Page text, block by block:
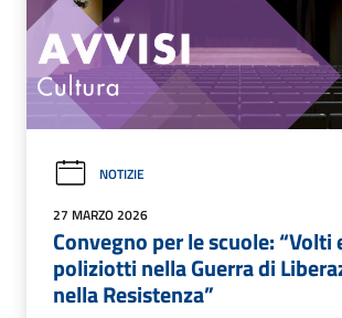
NOTIZIE
27 MARZO 2026
Convegno per le scuole: “Volti
poliziotti nella Guerra di
nella Resistenza”